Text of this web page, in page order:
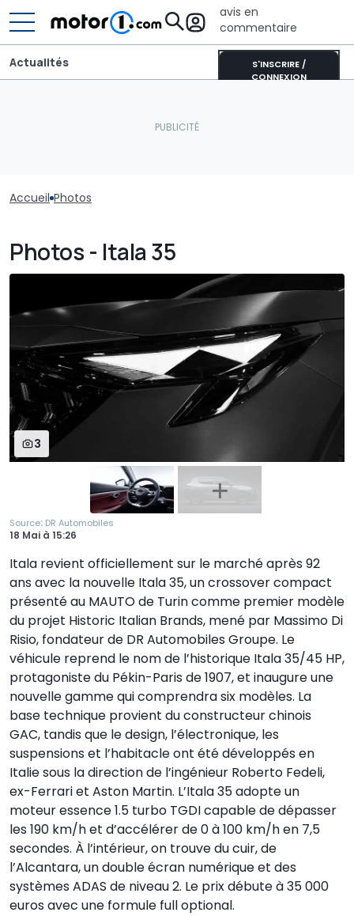
avis en
commentaire
S'INSCRIRE /
CONNEXION
Actualités
Accueil Photos
Photos - Itala 35
3
Source: DR Automobiles
18 Mai à 15:26
Itala revient officiellement sur le marché après 92
ans avec la nouvelle Itala 35, un crossover compact
présenté au MAUTO de Turin comme premier modèle
du projet Historic Italian Brands, mené par Massimo Di
Risio, fondateur de DR Automobiles Groupe. Le
véhicule reprend le nom de l’historique Itala 35/45 HP,
protagoniste du Pékin-Paris de 1907, et inaugure une
nouvelle gamme qui comprendra six modèles. La
base technique provient du constructeur chinois
GAC, tandis que le design, l’électronique, les
suspensions et l’habitacle ont été développés en
Italie sous la direction de l’ingénieur Roberto Fedeli,
ex-Ferrari et Aston Martin. L’Itala 35 adopte un
moteur essence 1.5 turbo TGDI capable de dépasser
les 190 km/h et d’accélérer de 0 à 100 km/h en 7,5
secondes. À l’intérieur, on trouve du cuir, de
l’Alcantara, un double écran numérique et des
systèmes ADAS de niveau 2. Le prix débute à 35 000
euros avec une formule full optional.